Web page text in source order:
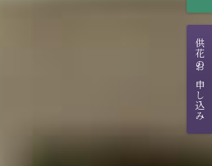
供花のお申し込み